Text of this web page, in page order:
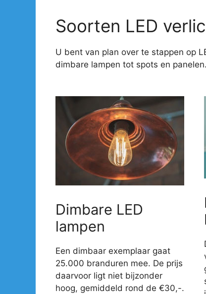
Soorten LED
U bent van plan over te stappen op
dimbare lampen tot spots en
Dimbare LED
lampen
Een dimbaar exemplaar gaat
25.000 branduren mee. De prijs
daarvoor ligt niet bijzonder
hoog, gemiddeld rond de €30,-.